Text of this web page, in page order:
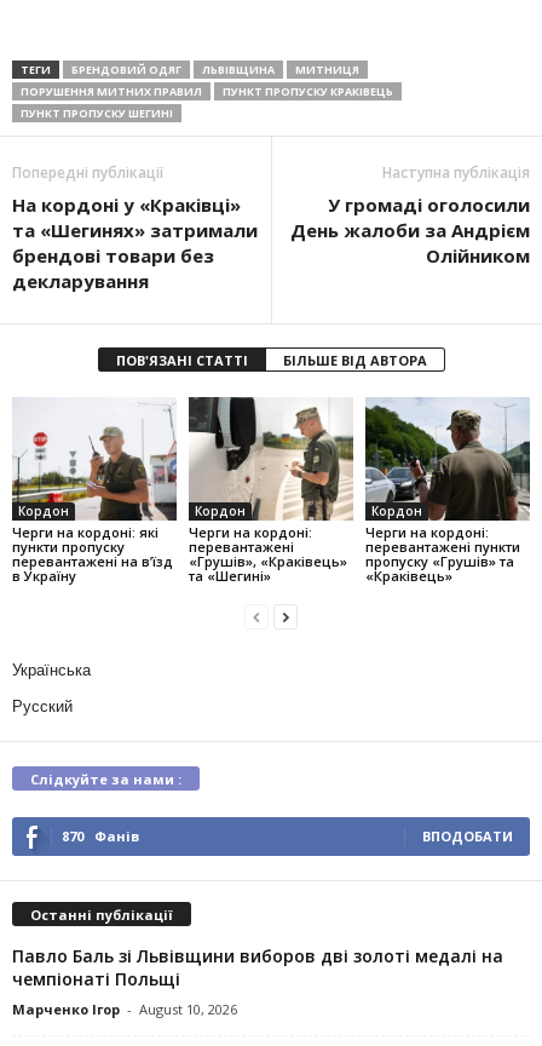
ТЕГИ БРЕНДОВИЙ ОДЯГ ЛЬВІВЩИНА
МИТНИЦЯ
ПОРУШЕННЯ МИТНИХ ПРАВИЛ
ПУНКТ ПРОПУСКУ КРАКІВЕЦЬ
ПУНКТ ПРОПУСКУ ШЕГИНІ
Попередні публікації
На кордоні у «Краківці»
та «Шегинях» затримали
брендові товари без
декларування
Наступна публікація
У громаді оголосили
День жалоби за Андрієм
Олійником
ПОВ'ЯЗАНІ СТАТТІ БІЛЬШЕ ВІД АВТОРА
Кордон
Черги на кордоні: які
пункти пропуску
перевантажені на в’їзд
в Україну
Кордон
Черги на кордоні:
перевантажені
«Грушів», «Краківець»
та «Шегині»
Кордон
Черги на кордоні:
перевантажені пункти
пропуску «Грушів» та
«Краківець»
Українська
Русский
Слідкуйте за нами :
870 Фанів ВПОДОБАТИ
Останні публікації
Павло Баль зі Львівщини виборов дві золоті медалі на
чемпіонаті Польщі
Марченко Ігор - August 10, 2026